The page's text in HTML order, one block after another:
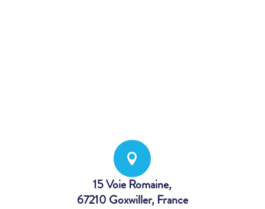

15 Voie Romaine,
67210 Goxwiller, France